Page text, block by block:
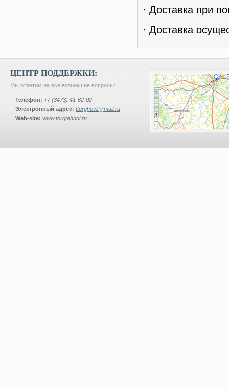
· Доставка при
· Доставка
ЦЕНТР ПОДДЕРЖКИ:
Мы ответим на все возникшие вопросы:
Телефон: +7 (3473) 41-62-02
Электронный адрес: ttorghovli@mail.ru
Web-site: www.torgtehnol.ru